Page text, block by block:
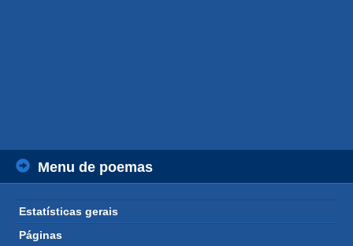
Menu de poemas
Estatísticas gerais
Páginas